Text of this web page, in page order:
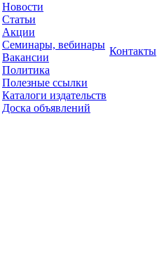
Новости
Статьи
Акции
Семинары, вебинары
Вакансии
Политика
Полезные ссылки
Каталоги издательств
Доска объявлений
Контакты